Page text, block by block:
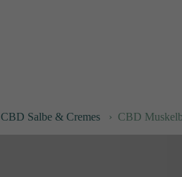
CBD Salbe & Cremes › CBD